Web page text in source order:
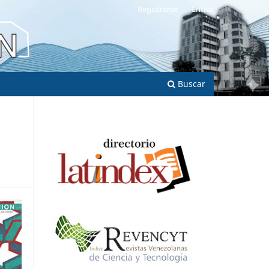
Buscar
Registrarse Entrar